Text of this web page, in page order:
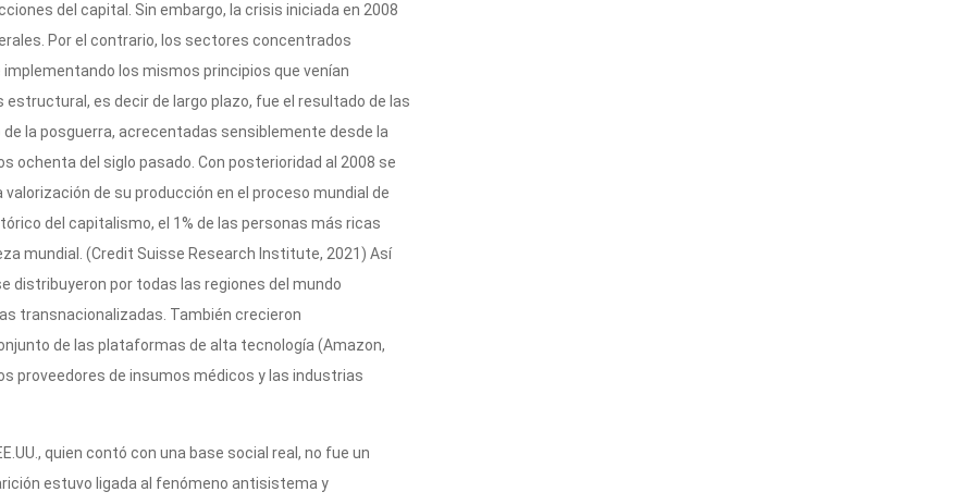
del capital. Sin embargo, la crisis iniciada en 2008
Por el contrario, los sectores concentrados
los mismos principios que venían
es decir de largo plazo, fue el resultado de las
la posguerra, acrecentadas sensiblemente desde la
ochenta del siglo pasado. Con posterioridad al 2008 se
de su producción en el proceso mundial de
del capitalismo, el 1% de las personas más ricas
mundial. (Credit Suisse Research Institute, 2021) Así
por todas las regiones del mundo
transnacionalizadas. También crecieron
de las plataformas de alta tecnología (Amazon,
proveedores de insumos médicos y las industrias
quien contó con una base social real, no fue un
estuvo ligada al fenómeno antisistema y